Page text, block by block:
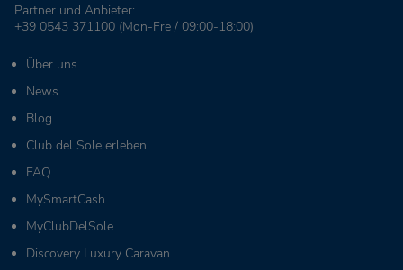
Partner und Anbieter:
+39 0543 371100 (Mon-Fre / 09:00-18:00)
Über uns
News
Blog
Club del Sole erleben
FAQ
MySmartCash
MyClubDelSole
Discovery Luxury Caravan